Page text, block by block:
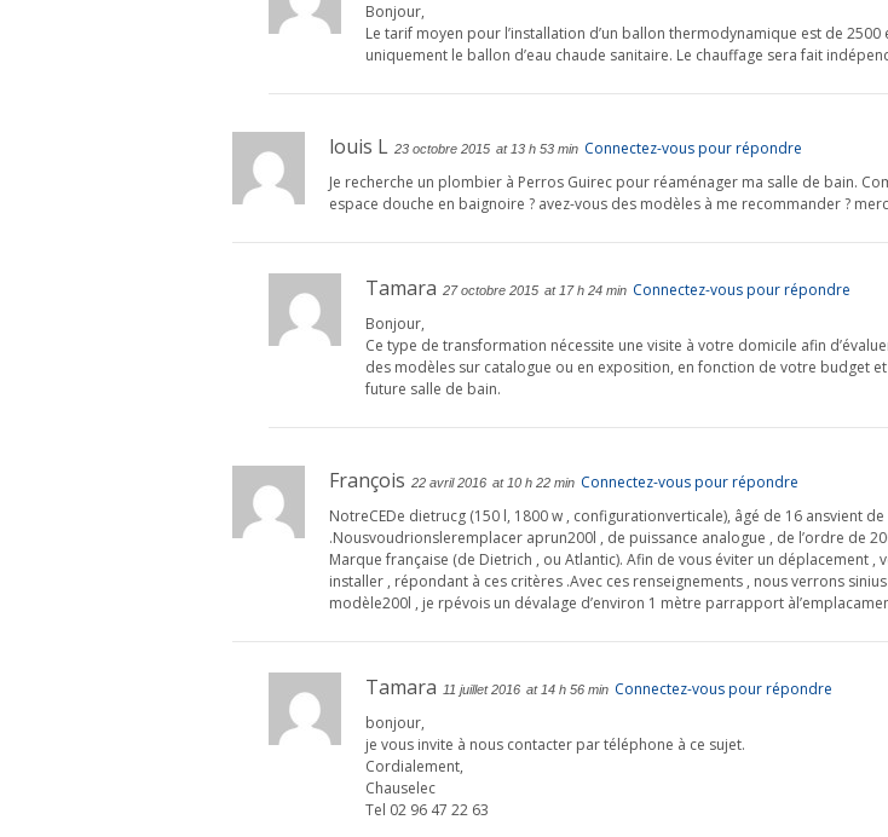
Bonjour,
Le tarif moyen pour l’installation d’un ballon thermodynamique est de
uniquement le ballon d’eau chaude sanitaire. Le chauffage sera fait
louis L 23 octobre 2015 at 13 h 53 min Connectez-vous pour répondre
Je recherche un plombier à Perros Guirec pour réaménager ma salle de bain.
espace douche en baignoire ? avez-vous des modèles à me recommander ?
Tamara 27 octobre 2015 at 17 h 24 min Connectez-vous pour répondre
Bonjour,
Ce type de transformation nécessite une visite à votre domicile afin
des modèles sur catalogue ou en exposition, en fonction de votre budget
future salle de bain.
François 22 avril 2016 at 10 h 22 min Connectez-vous pour répondre
NotreCEDe dietrucg (150 l, 1800 w , configurationverticale), âgé de 16 ansvient
.Nousvoudrionsleremplacer aprun200l , de puissance analogue , de l’ordre de
Marque française (de Dietrich , ou Atlantic). Afin de vous éviter un déplacement
installer , répondant à ces critères .Avec ces renseignements , nous verrons
modèle200l , je rpévois un dévalage d’environ 1 mètre parrapport
Tamara 11 juillet 2016 at 14 h 56 min Connectez-vous pour répondre
bonjour,
je vous invite à nous contacter par téléphone à ce sujet.
Cordialement,
Chauselec
Tel 02 96 47 22 63